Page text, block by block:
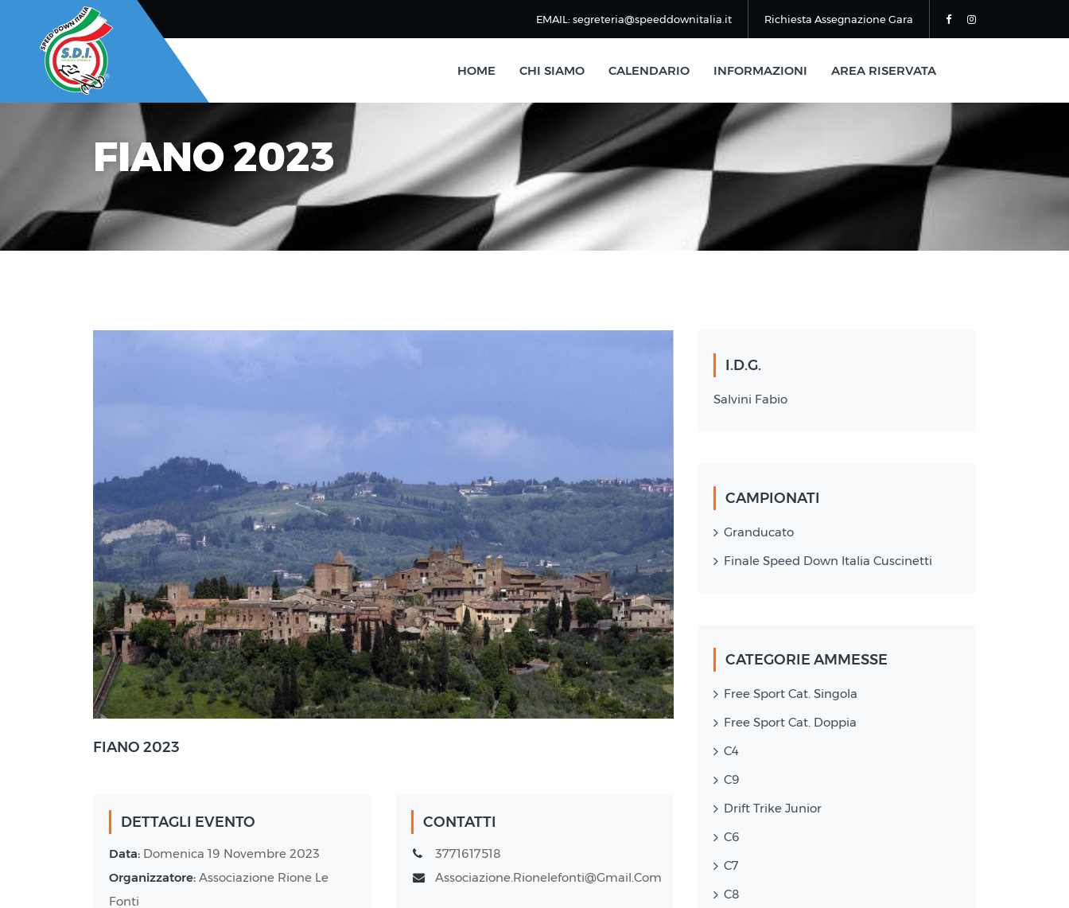
EMAIL: segreteria@speeddownitalia.it Richiesta Assegnazione Gara
FIANO 2023
HOME CHI SIAMO CALENDARIO INFORMAZIONI AREA RISERVATA
FIANO 2023
DETTAGLI EVENTO
Data: Domenica 19 Novembre 2023
Organizzatore: Associazione Rione Le
Fonti
CONTATTI
3771617518
Associazione.rionelefonti@gmail.com
I.D.G.
Salvini Fabio
CAMPIONATI
Granducato
Finale Speed Down Italia Cuscinetti
CATEGORIE AMMESSE
Free Sport Cat. Singola
Free Sport Cat. Doppia
C4
C9
Drift Trike Junior
C6
C7
C8